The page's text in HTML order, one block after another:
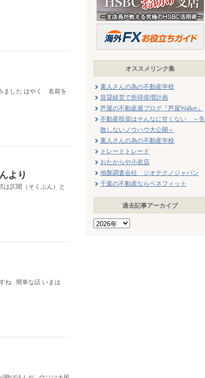
ました はやく 名前を
より
仄聞（そくぶん）と
ね 簡単な話 いまは
オススメリンク集
素人さんの為の不動産学校
賃貸経営で所得倍増計画
芦屋の不動産屋ブログ『芦屋Walker』
不動産投資はそんなに甘くない ～失
敗しないノウハウ大公開～
素人さんの為の不動産学校
トレードトレード
おたからや小岩店
地盤調査会社 ジオテクノジャパン
千葉の不動産ならベネフィット
過去記事アーカイブ